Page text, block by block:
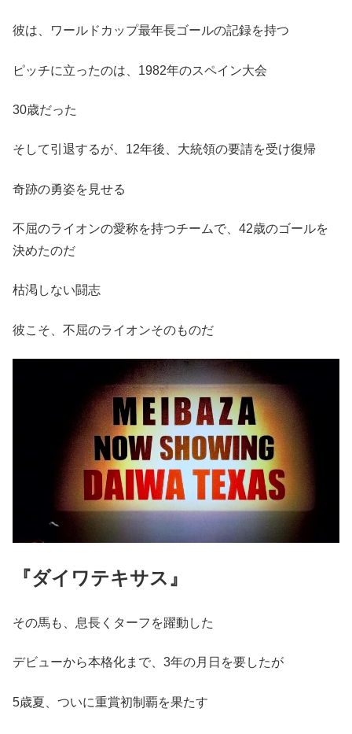
彼は、ワールドカップ最年長ゴールの記録を持つ
ピッチに立ったのは、1982年のスペイン大会
30歳だった
そして引退するが、12年後、大統領の要請を受け復帰
奇跡の勇姿を見せる
不屈のライオンの愛称を持つチームで、42歳のゴールを
決めたのだ
枯渇しない闘志
彼こそ、不屈のライオンそのものだ
『ダイワテキサス』
その馬も、息長くターフを躍動した
デビューから本格化まで、3年の月日を要したが
5歳夏、ついに重賞初制覇を果たす